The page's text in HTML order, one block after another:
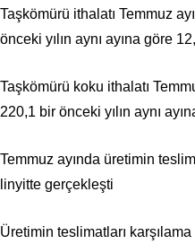
Taşkömürü ithalatı Temmuz
önceki yılın aynı ayına göre
Taşkömürü koku ithalatı
220,1 bir önceki yılın aynı
Temmuz ayında üretimin
linyitte gerçekleşti
Üretimin teslimatları karşılama